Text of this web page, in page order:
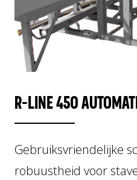
BETONSTAAL KNIP- EN
BETONSTAAL
BETONSTAAL DUBBELBUIGER
KORVENLASMACHINE
LOGISTIEK
R-LINE 450
Gebruiksvriendelijke
robuustheid voor